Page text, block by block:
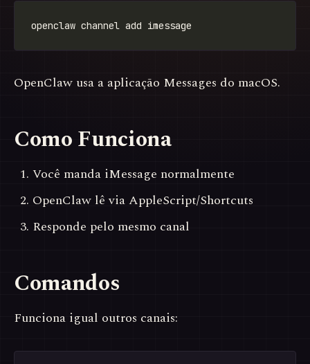
OpenClaw usa a aplicação Messages do macOS.
Como Funciona
Você manda iMessage normalmente
OpenClaw lê via AppleScript/Shortcuts
Responde pelo mesmo canal
Comandos
Funciona igual outros canais: